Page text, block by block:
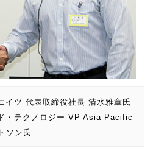
イツ 代表取締役社長 清水雅章氏
・テクノロジー VP Asia Pacific
ソン氏